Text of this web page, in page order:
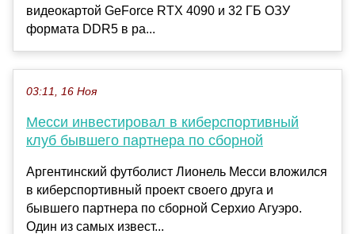
видеокартой GeForce RTX 4090 и 32 ГБ ОЗУ
формата DDR5 в ра...
03:11, 16 Ноя
Месси инвестировал в киберспортивный
клуб бывшего партнера по сборной
Аргентинский футболист Лионель Месси вложился
в киберспортивный проект своего друга и
бывшего партнера по сборной Серхио Агуэро.
Один из самых извест...